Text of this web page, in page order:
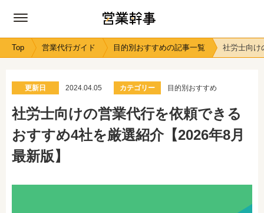
Top 営業代行ガイド 目的別おすすめの記事一覧 社労士向け
更新日 2024.04.05 カテゴリー 目的別おすすめ
社労士向けの営業代行を依頼できる
おすすめ4社を厳選紹介【2026年8月
最新版】